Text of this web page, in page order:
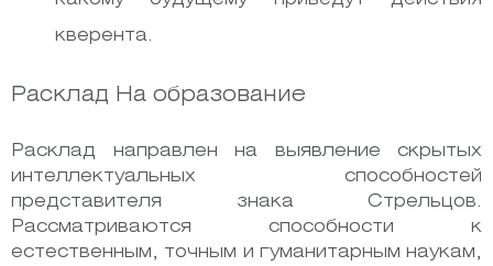
кверента.
Расклад На образование
Расклад направлен на выявление скрытых
интеллектуальных способностей
представителя знака Стрельцов.
Рассматриваются способности к
естественным, точным и гуманитарным наукам,